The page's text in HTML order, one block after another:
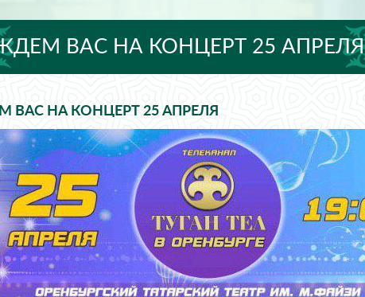
ВАС НА КОНЦЕРТ 25 АПРЕЛЯ
ВАС НА КОНЦЕРТ 25 АПРЕЛЯ